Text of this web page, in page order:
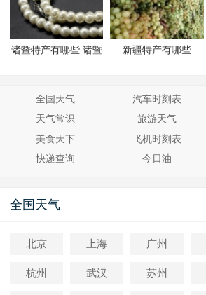
诸暨特产有哪些 诸暨
新疆特产有哪些
全国天气 汽车时刻表
天气常识
旅游天气
美食天下
飞机时刻表
快递查询
今日油
全国天气
北京 上海 广州
杭州 武汉 苏州